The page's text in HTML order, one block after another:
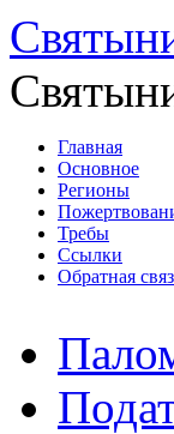
Главная
Основное
Регионы
Требы
Ссылки
Обратная